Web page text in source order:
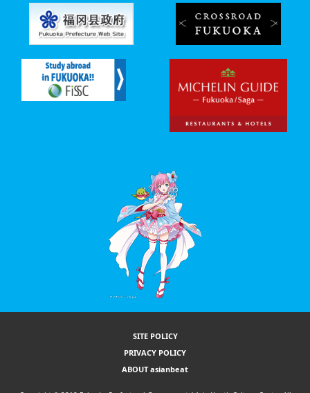
SITE POLICY
PRIVACY POLICY
ABOUT asianbeat